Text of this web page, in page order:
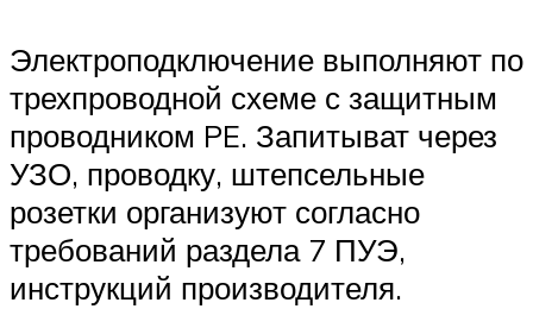
Электроподключение выполняют по
трехпроводной схеме с защитным
проводником PE. Запитыват через
УЗО, проводку, штепсельные
розетки организуют согласно
требований раздела 7 ПУЭ,
инструкций производителя.